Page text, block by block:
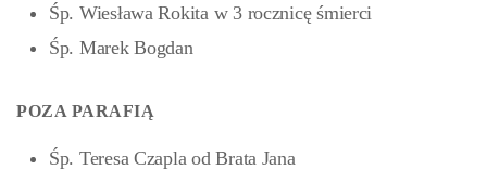
Śp. Wiesława Rokita w 3 rocznicę śmierci
Śp. Marek Bogdan
POZA PARAFIĄ
Śp. Teresa Czapla od Brata Jana